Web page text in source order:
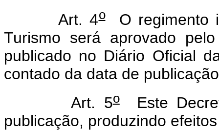
Art. 4oO regimento
Turismo será aprovado
publicado no Diário Oficial
contado da data de
Art. 5oEste
publicação, produzindo